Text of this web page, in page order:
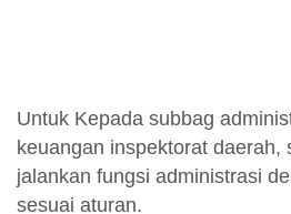
Untuk Kepada subbag
keuangan inspektorat daerah,
jalankan fungsi administrasi
sesuai aturan.